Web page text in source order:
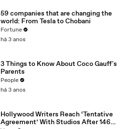
59 companies that are changing the
world: From Tesla to Chobani
Fortune
há 3 anos
3 Things to Know About Coco Gauff's
Parents
People
há 3 anos
Hollywood Writers Reach ‘Tentative
Agreement’ With Studios After 146